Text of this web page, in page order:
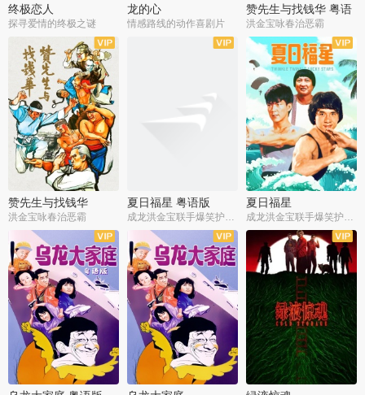
终极恋人
探寻爱情的终极之谜
龙的心
情感路线的动作喜剧片
赞先生与找钱华 粤语
版
洪金宝咏春治恶霸
赞先生与找钱华
洪金宝咏春治恶霸
夏日福星 粤语版
成龙洪金宝联手爆笑护美女
夏日福星
成龙洪金宝联手爆笑护美女